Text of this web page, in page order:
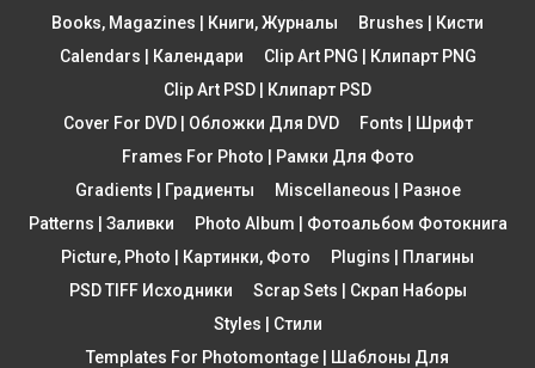
Books, Magazines | Книги, Журналы
Brushes | Кисти
Calendars | Календари
Clip Art PNG | Клипарт PNG
Clip Art PSD | Клипарт PSD
Cover For DVD | Обложки Для DVD
Fonts | Шрифт
Frames For Photo | Рамки Для Фото
Gradients | Градиенты
Miscellaneous | Разное
Patterns | Заливки
Photo Album | Фотоальбом Фотокнига
Picture, Photo | Картинки, Фото
Plugins | Плагины
PSD TIFF Исходники
Scrap Sets | Скрап Наборы
Styles | Стили
Templates For Photomontage | Шаблоны Для